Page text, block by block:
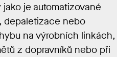
je automatizované
depaletizace nebo
na výrobních linkách,
z dopravníků nebo při